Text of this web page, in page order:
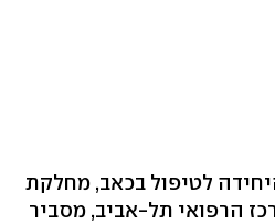
לטיפול בכאב, מחלקת
הרפואי תל-אביב, מסביר